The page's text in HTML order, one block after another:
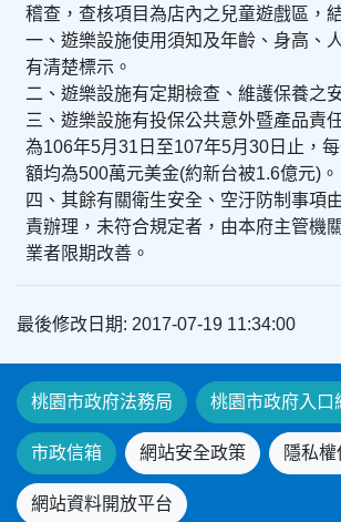
稽查，查核項目為店內之兒童遊戲區，
一、遊樂設施使用須知及年齡、身高、
有清楚標示。
二、遊樂設施有定期檢查、維護保養之
三、遊樂設施有投保公共意外暨產品責
為106年5月31日至107年5月30日止，
額均為500萬元美金(約新台被1.6億元)。
四、其餘有關衛生安全、空汙防制事項
責辦理，未符合規定者，由本府主管機
業者限期改善。
最後修改日期: 2017-07-19 11:34:00
桃園市政府法務局 桃園市政府入口
市政信箱 網站安全政策 隱私
網站資料開放平台